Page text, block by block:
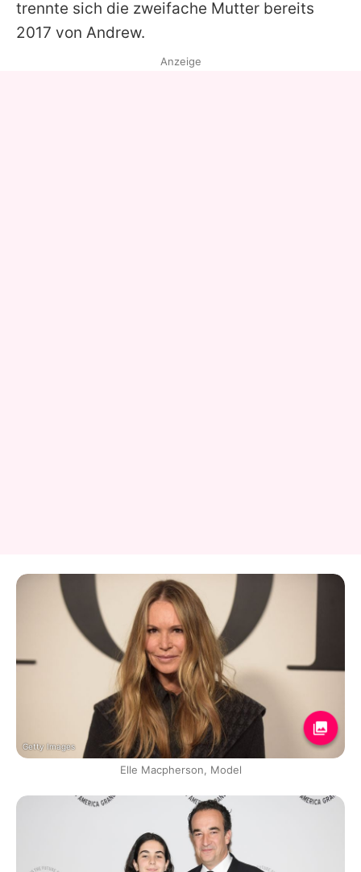
trennte sich die zweifache Mutter bereits
2017 von Andrew.
Anzeige
Getty Images
Elle Macpherson, Model